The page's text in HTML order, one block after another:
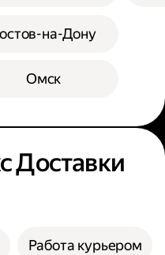
на-Дону
Омск
Доставки
Работа курьером